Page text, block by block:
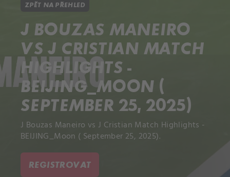
ZPĚT NA PŘEHLED
J BOUZAS MANEIRO
VS J CRISTIAN MATCH
HIGHLIGHTS -
BEIJING_MOON (
SEPTEMBER 25, 2025)
J Bouzas Maneiro vs J Cristian Match Highlights -
BEIJING_Moon ( September 25, 2025).
REGISTROVAT